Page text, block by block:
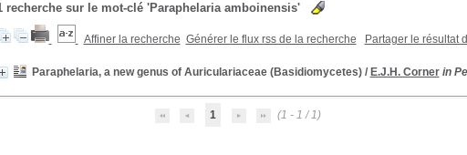
recherche sur le mot-clé 'Paraphelaria amboinensis'
Affiner la recherche Générer le flux rss de la recherche Partager le résultat
Paraphelaria, a new genus of Auriculariaceae (Basidiomycetes)/ E.J.H. Corner in
1 (1 - 1 / 1)